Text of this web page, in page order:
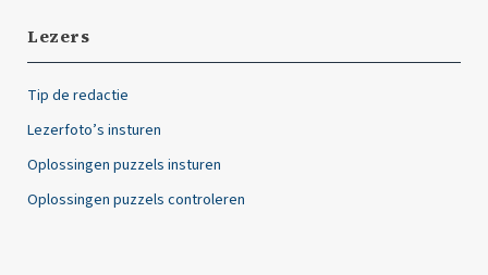
Lezers
Tip de redactie
Lezerfoto’s insturen
Oplossingen puzzels insturen
Oplossingen puzzels controleren